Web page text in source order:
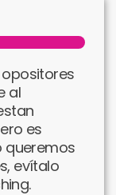
al
es
queremos
evítalo